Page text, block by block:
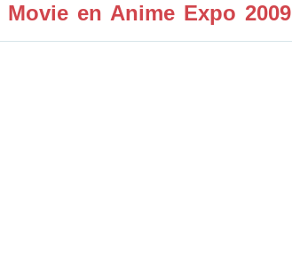
en Anime Expo 2009